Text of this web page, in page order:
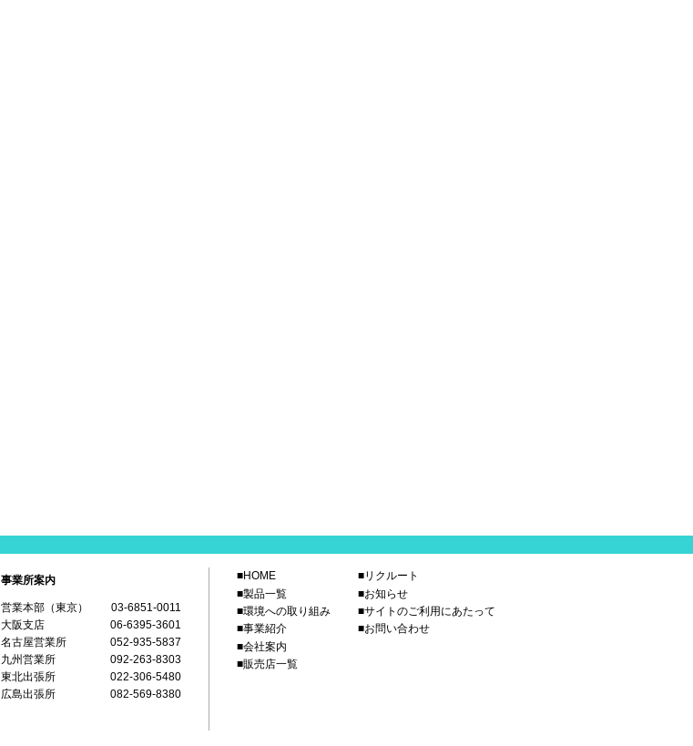
事業所案内
営業本部（東京）
03-6851-0011
大阪支店
06-6395-3601
名古屋営業所
052-935-5837
九州営業所
092-263-8303
東北出張所
022-306-5480
広島出張所
082-569-8380
■HOME
■製品一覧
■環境への取り組み
■事業紹介
■会社案内
■販売店一覧
■リクルート
■お知らせ
■サイトのご利用にあたって
■お問い合わせ